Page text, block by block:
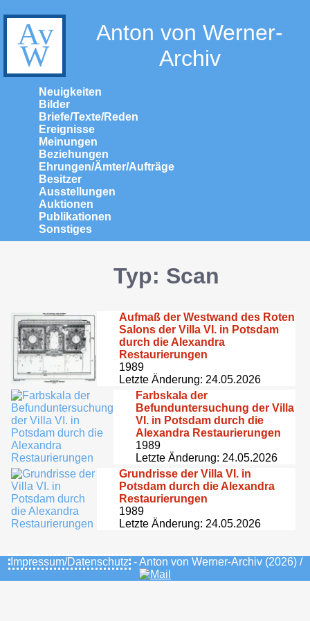
Anton von Werner-
Archiv
Neuigkeiten
Bilder
Briefe/Texte/Reden
Ereignisse
Meinungen
Beziehungen
Ehrungen/Ämter/Aufträge
Besitzer
Ausstellungen
Auktionen
Publikationen
Sonstiges
Typ: Scan
Aufmaß der Westwand des Roten
Salons der Villa VI. in Potsdam
durch die Alexandra
Restaurierungen
1989
Letzte Änderung: 24.05.2026
Farbskala der
Befunduntersuchung der Villa
VI. in Potsdam durch die
Alexandra Restaurierungen
1989
Letzte Änderung: 24.05.2026
Grundrisse der Villa VI. in
Potsdam durch die Alexandra
Restaurierungen
1989
Letzte Änderung: 24.05.2026
Impressum/Datenschutz - Anton von Werner-Archiv (2026) /